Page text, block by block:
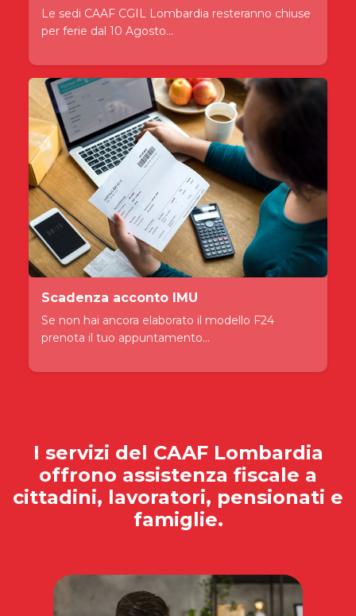
Le sedi CAAF CGIL Lombardia resteranno chiuse
per ferie dal 10 Agosto...
Scadenza acconto IMU
Se non hai ancora elaborato il modello F24
prenota il tuo appuntamento...
I servizi del CAAF Lombardia
offrono assistenza fiscale a
cittadini, lavoratori, pensionati e
famiglie.